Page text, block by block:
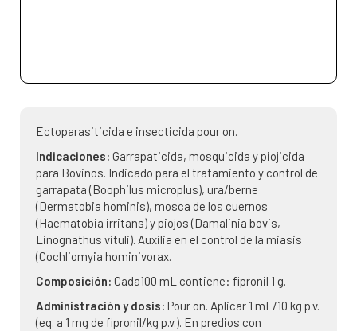
Ectoparasiticida e insecticida pour on.
Indicaciones: Garrapaticida, mosquicida y piojicida
para Bovinos. Indicado para el tratamiento y control de
garrapata (Boophilus microplus), ura/berne
(Dermatobia hominis), mosca de los cuernos
(Haematobia irritans) y piojos (Damalinia bovis,
Linognathus vituli). Auxilia en el control de la miasis
(Cochliomyia hominivorax.
Composición: Cada100 mL contiene: fipronil 1 g.
Administración y dosis: Pour on. Aplicar 1 mL/10 kg p.v.
(eq. a 1 mg de fipronil/kg p.v.). En predios con